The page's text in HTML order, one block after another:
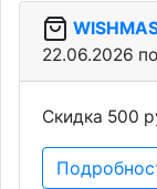
22.06.2026
Скидка 500